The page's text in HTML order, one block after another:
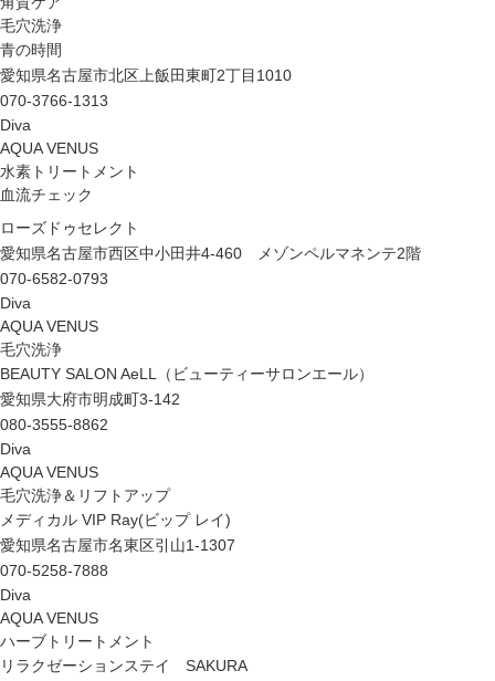
毛穴洗浄
青の時間
愛知県名古屋市北区上飯田東町2丁目1010
070-3766-1313
Diva
AQUA VENUS
水素トリートメント
血流チェック
ローズドゥセレクト
愛知県名古屋市西区中小田井4-460 メゾンペルマネンテ2階
070-6582-0793
Diva
AQUA VENUS
毛穴洗浄
BEAUTY SALON AeLL（ビューティーサロンエール）
愛知県大府市明成町3-142
080-3555-8862
Diva
AQUA VENUS
毛穴洗浄＆リフトアップ
メディカル VIP Ray(ビップ レイ)
愛知県名古屋市名東区引山1-1307
070-5258-7888
Diva
AQUA VENUS
ハーブトリートメント
リラクゼーションステイ SAKURA